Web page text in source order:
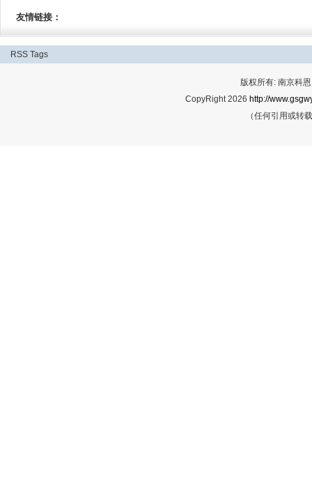
友情链接：
RSS Tags
版权所有: 南京科
CopyRight 2026 http://
（任何引用或转